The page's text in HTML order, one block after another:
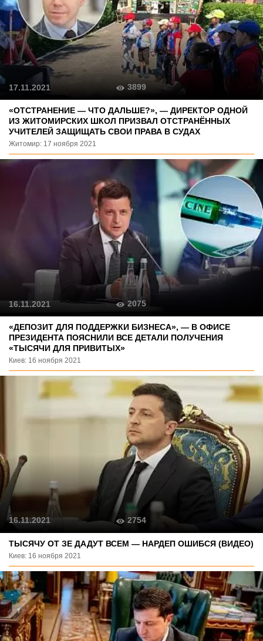
«ОТСТРАНЕНИЕ — ЧТО ДАЛЬШЕ?», — ДИРЕКТОР ОДНОЙ
ИЗ ЖИТОМИРСКИХ ШКОЛ ПРИЗВАЛ ОТСТРАНЁННЫХ
УЧИТЕЛЕЙ ЗАЩИЩАТЬ СВОИ ПРАВА В СУДАХ
Житомир: 17 ноября 2021
17.11.2021 3899
«ДЕПОЗИТ ДЛЯ ПОДДЕРЖКИ БИЗНЕСА», — В ОФИСЕ
ПРЕЗИДЕНТА ПОЯСНИЛИ ВСЕ ДЕТАЛИ ПОЛУЧЕНИЯ
«ТЫСЯЧИ ДЛЯ ПРИВИТЫХ»
Киев: 16 ноября 2021
16.11.2021 2075
ТЫСЯЧУ ОТ ЗЕ ДАДУТ ВСЕМ — НАРДЕП ОШИБСЯ (ВИДЕО)
Киев: 16 ноября 2021
16.11.2021 2754